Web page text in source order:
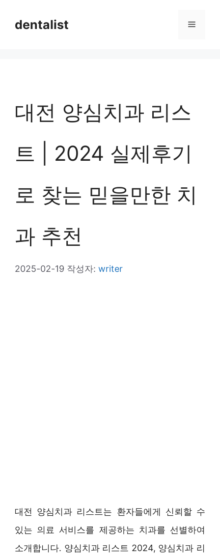
dentalist 메
대전 양심치과 리스
트 | 2024 실제후기
로 찾는 믿을만한 치
과 추천
2025-02-19 작성자: writer
대전 양심치과 리스트는 환자들에게 신뢰할 수
있는 의료 서비스를 제공하는 치과를 선별하여
소개합니다. 양심치과 리스트 2024, 양심치과 리